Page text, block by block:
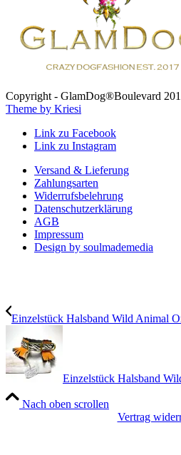
Copyright - GlamDog®Boulevard
Theme by Kriesi
Link zu Facebook
Link zu Instagram
Versand & Lieferung
Zahlungsarten
Widerrufsbelehrung
Datenschutzerklärung
AGB
Impressum
Design by soulmademedia
Einzelstück Halsband Wild Animal
Einzelstück Halsband
Nach oben scrollen
Vertrag